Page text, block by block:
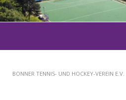
1 2 3
INHALT
BONNER TENNIS- UND HOCKEY-VEREIN E.V.